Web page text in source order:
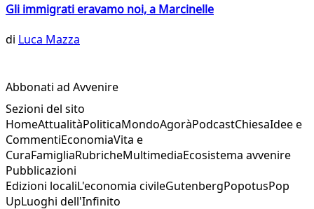
Gli immigrati eravamo noi, a Marcinelle
di Luca Mazza
Abbonati ad Avvenire
Sezioni del sito
HomeAttualitàPoliticaMondoAgoràPodcastChiesaIdee e
CommentiEconomiaVita e
CuraFamigliaRubricheMultimediaEcosistema avvenire
Pubblicazioni
Edizioni localiL'economia civileGutenbergPopotusPop
UpLuoghi dell'Infinito